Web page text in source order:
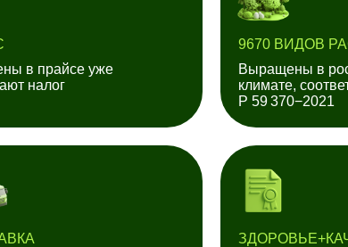
9670 ВИДОВ
Выращены в
климате,
Р 59 370−2021
в прайсе уже
налог